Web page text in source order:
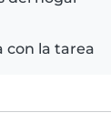
con la tarea